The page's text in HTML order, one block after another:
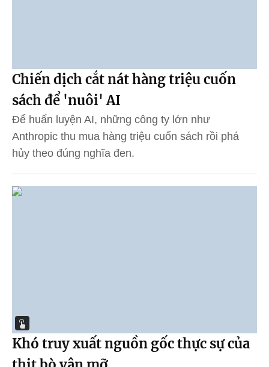
Chiến dịch cắt nát hàng triệu cuốn
sách để 'nuôi' AI
Để huấn luyện AI, những công ty lớn như
Anthropic thu mua hàng triệu cuốn sách rồi phá
hủy theo đúng nghĩa đen.
Khó truy xuất nguồn gốc thực sự của